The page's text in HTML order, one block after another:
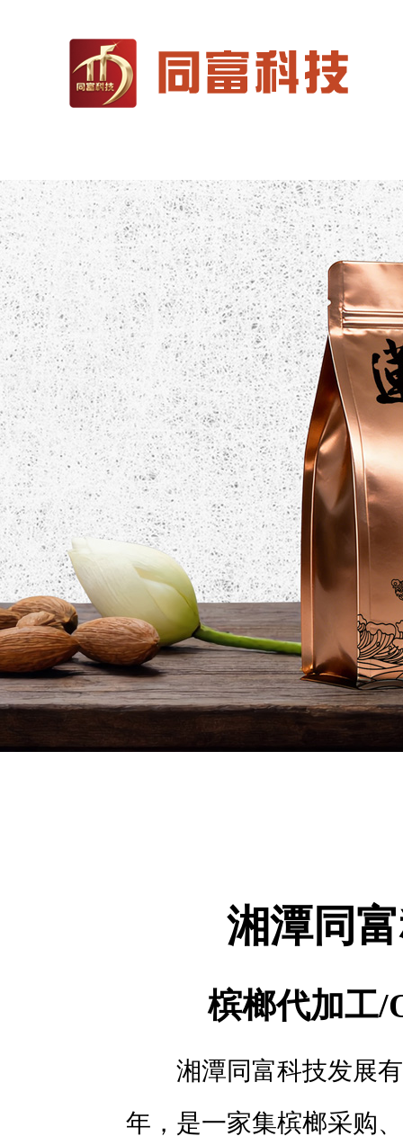
湘潭同
槟榔代加工/
湘潭同富科技发展
年，是一家集槟榔采购